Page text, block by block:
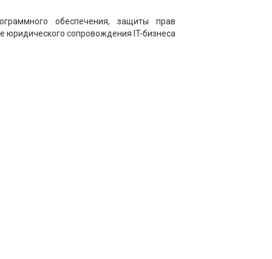
обеспечения, защиты прав
юридического сопровождения IT-бизнеса